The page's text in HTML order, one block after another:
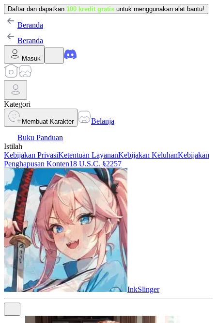
Daftar dan dapatkan 100 kredit gratis untuk menggunakan alat bantu!
Beranda
Beranda
Masuk
Kategori
Membuat Karakter
Belanja
Buku Panduan
Istilah
Kebijakan PrivasiKetentuan LayananKebijakan KeluhanKebijakan
Penghapusan Konten18 U.S.C. §2257
InkSlinger